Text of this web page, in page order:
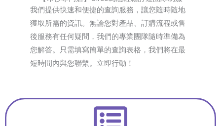
我們提供快速和便捷的查詢服務，讓您隨時隨地
獲取所需的資訊。無論您對產品、訂購流程或售
後服務有任何疑問，我們的專業團隊隨時準備為
您解答。只需填寫簡單的查詢表格，我們將在最
短時間內與您聯繫。立即行動！